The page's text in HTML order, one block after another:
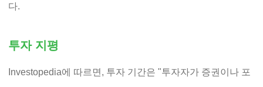
다.
투자 지평
Investopedia에 따르면, 투자 기간은 "투자자가 증권이나 포